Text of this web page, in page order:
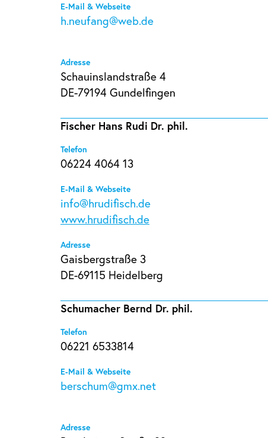
E-Mail & Webseite
h.neufang@web.de
Adresse
Schauinslandstraße 4
DE-79194 Gundelfingen
Fischer Hans Rudi Dr. phil.
Telefon
06224 4064 13
E-Mail & Webseite
info@hrudifisch.de
www.hrudifisch.de
Adresse
Gaisbergstraße 3
DE-69115 Heidelberg
Schumacher Bernd Dr. phil.
Telefon
06221 6533814
E-Mail & Webseite
berschum@gmx.net
Adresse